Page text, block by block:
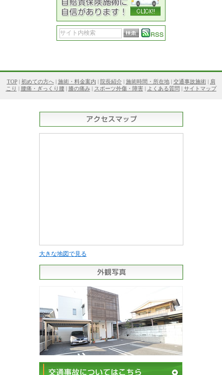
TOP| 初めての方へ| 施術・料金案内 | 院長紹介| 施術時間・所在地| 交通事故施術| 肩
こり | 腰痛・ぎっくり腰| 膝の痛み| スポーツ外傷・障害| よくある質問 | サイトマップ
大きな地図で見る